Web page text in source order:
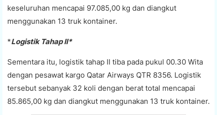
keseluruhan mencapai 97.085,00 kg dan diangkut
menggunakan 13 truk kontainer.
*Logistik Tahap II*
Sementara itu, logistik tahap II tiba pada pukul 00.30 Wita
dengan pesawat kargo Qatar Airways QTR 8356. Logistik
tersebut sebanyak 32 koli dengan berat total mencapai
85.865,00 kg dan diangkut menggunakan 13 truk kontainer.